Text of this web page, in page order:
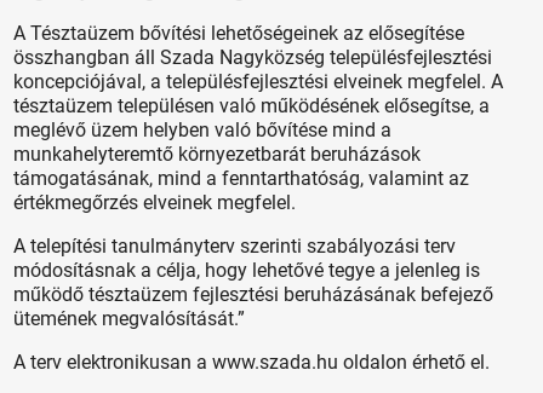
A Tésztaüzem bővítési lehetőségeinek az elősegítése
összhangban áll Szada Nagyközség településfejlesztési
koncepciójával, a településfejlesztési elveinek megfelel. A
tésztaüzem településen való működésének elősegítse, a
meglévő üzem helyben való bővítése mind a
munkahelyteremtő környezetbarát beruházások
támogatásának, mind a fenntarthatóság, valamint az
értékmegőrzés elveinek megfelel.
A telepítési tanulmányterv szerinti szabályozási terv
módosításnak a célja, hogy lehetővé tegye a jelenleg is
működő tésztaüzem fejlesztési beruházásának befejező
ütemének megvalósítását.”
A terv elektronikusan a www.szada.hu oldalon érhető el.